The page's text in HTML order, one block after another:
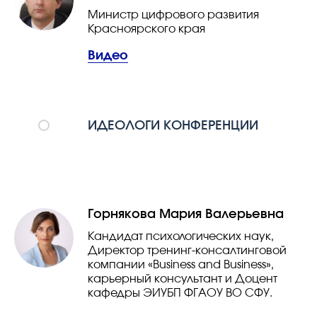
Министр цифрового развития
Красноярского края
Видео
ИДЕОЛОГИ КОНФЕРЕНЦИИ
Горнякова Мария Валерьевна
Кандидат психологических наук,
Директор тренинг-консалтинговой
компании «Business and Business»,
карьерный консультант и Доцент
кафедры ЭИУБП ФГАОУ ВО СФУ.